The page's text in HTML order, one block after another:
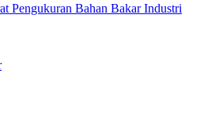
Pengukuran Bahan Bakar Industri